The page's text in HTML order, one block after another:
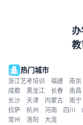
热门城市
浙江艺考培训 福建 南京
成都
黑龙江 长春 南昌
长沙
天津 内蒙古 南宁
拉萨
杭州 河南 四川
常州
洛阳 大连